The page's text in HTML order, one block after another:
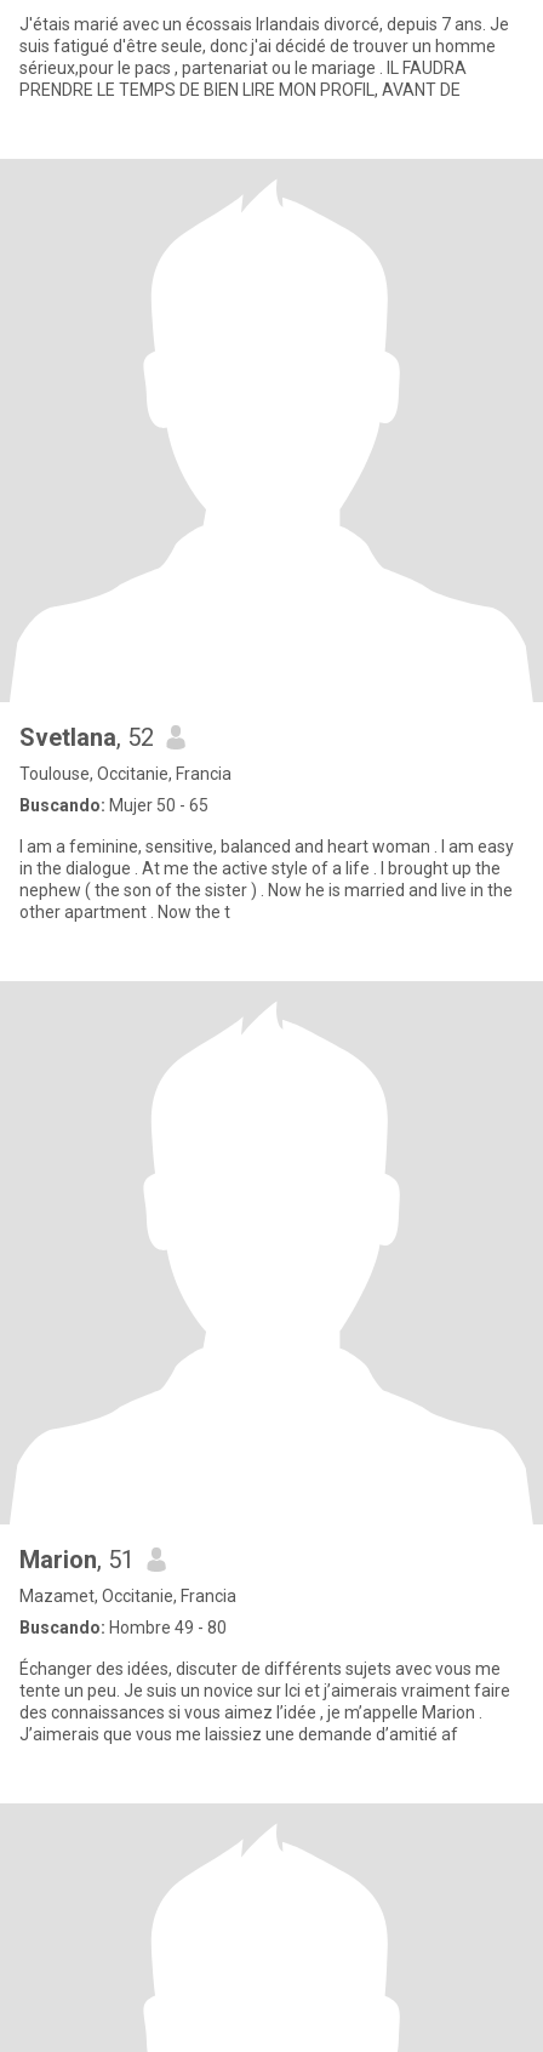
J'étais marié avec un écossais Irlandais divorcé, depuis 7 ans. Je
suis fatigué d'être seule, donc j'ai décidé de trouver un homme
sérieux,pour le pacs , partenariat ou le mariage . IL FAUDRA
PRENDRE LE TEMPS DE BIEN LIRE MON PROFIL, AVANT DE
Svetlana, 52
Toulouse, Occitanie, Francia
Buscando: Mujer 50 - 65
I am a feminine, sensitive, balanced and heart woman . I am easy
in the dialogue . At me the active style of a life . I brought up the
nephew ( the son of the sister ) . Now he is married and live in the
other apartment . Now the t
Marion, 51
Mazamet, Occitanie, Francia
Buscando: Hombre 49 - 80
Échanger des idées, discuter de différents sujets avec vous me
tente un peu. Je suis un novice sur Ici et j’aimerais vraiment faire
des connaissances si vous aimez l’idée , je m’appelle Marion .
J’aimerais que vous me laissiez une demande d’amitié af